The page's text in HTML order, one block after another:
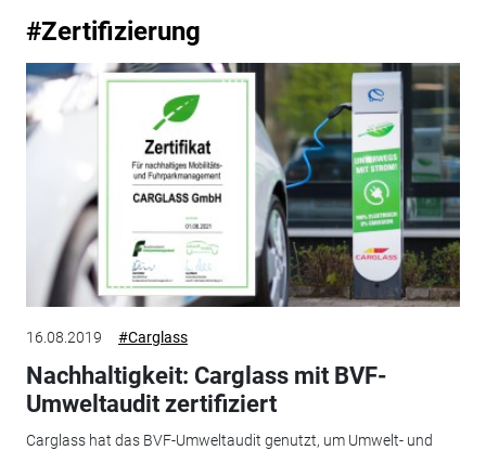
#Zertifizierung
16.08.2019 #Carglass
Nachhaltigkeit: Carglass mit BVF-
Umweltaudit zertifiziert
Carglass hat das BVF-Umweltaudit genutzt, um Umwelt- und